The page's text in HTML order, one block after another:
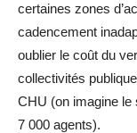
certaines zones
cadencement
oublier le coût du
collectivités
CHU (on imagine le
7 000 agents).